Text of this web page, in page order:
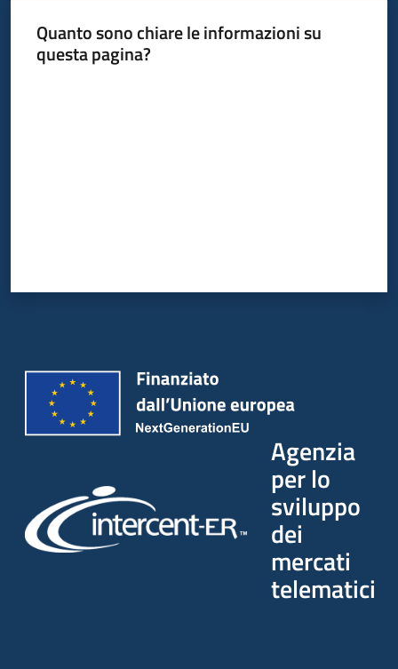
Quanto sono chiare le informazioni su
questa pagina?
Agenzia
per lo
sviluppo
dei
mercati
telematici